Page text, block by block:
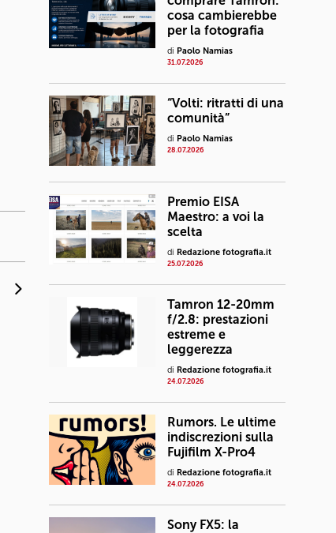
cosa cambierebbe
per la fotografia
di Paolo Namias
31.07.2026
“Volti: ritratti di una
comunità”
di Paolo Namias
28.07.2026
Premio EISA
Maestro: a voi la
scelta
di Redazione fotografia.it
25.07.2026
Tamron 12-20mm
f/2.8: prestazioni
estreme e
leggerezza
di Redazione fotografia.it
24.07.2026
Rumors. Le ultime
indiscrezioni sulla
Fujifilm X-Pro4
di Redazione fotografia.it
24.07.2026
Sony FX5: la